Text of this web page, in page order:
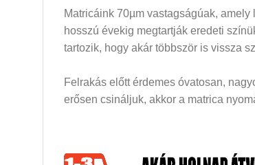
Matricáink 70µm vastagságúak,
hosszú évekig megtartják eredeti
tartozik, hogy akár többször is vissza
Felrakás előtt érdemes óvatosan,
erősen csináljuk, akkor a matrica